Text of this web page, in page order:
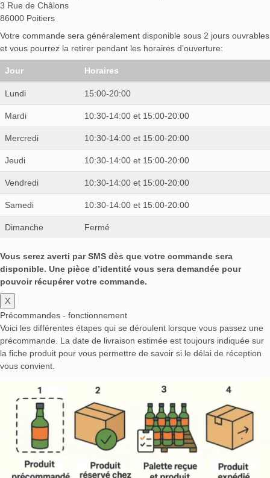
3 Rue de Châlons
86000 Poitiers
Votre commande sera généralement disponible sous 2 jours ouvrables
et vous pourrez la retirer pendant les horaires d’ouverture:
Jour Horaires
Lundi 15:00-20:00
Mardi 10:30-14:00 et 15:00-20:00
Mercredi 10:30-14:00 et 15:00-20:00
Jeudi 10:30-14:00 et 15:00-20:00
Vendredi 10:30-14:00 et 15:00-20:00
Samedi 10:30-14:00 et 15:00-20:00
Dimanche Fermé
Vous serez averti par SMS dès que votre commande sera
disponible. Une pièce d’identité vous sera demandée pour
pouvoir récupérer votre commande.
X
Précommandes - fonctionnement
Voici les différentes étapes qui se déroulent lorsque vous passez une
précommande. La date de livraison estimée est toujours indiquée sur
la fiche produit pour vous permettre de savoir si le délai de réception
vous convient.